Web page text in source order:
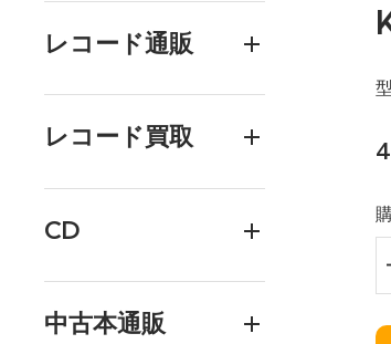
レコード通販
レコード買取
CD
中古本通販